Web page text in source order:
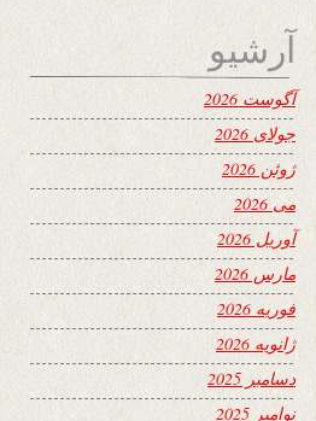
آرشیو
آگوست 2026
جولای 2026
ژوئن 2026
می 2026
آوریل 2026
مارس 2026
فوریه 2026
ژانویه 2026
دسامبر 2025
نوامبر 2025